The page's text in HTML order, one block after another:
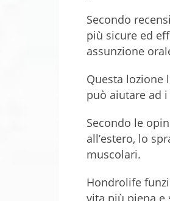
Secondo
più sicure ed
assunzione
Questa lozione
può aiutare ad
Secondo le
all’estero, lo
muscolari.
Hondrolife